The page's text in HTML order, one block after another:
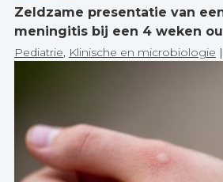
Zeldzame presentatie van
meningitis bij een 4 weken
Pediatrie, Klinische en microbiologie |